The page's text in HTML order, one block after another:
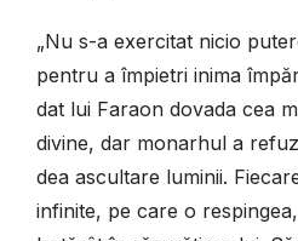
„Nu s-a exercitat nicio
pentru a împietri inima
dat lui Faraon dovada cea
divine, dar monarhul a
dea ascultare luminii.
infinite, pe care o